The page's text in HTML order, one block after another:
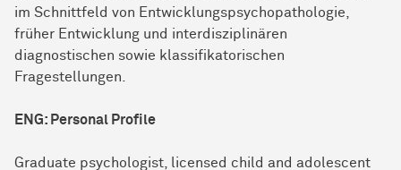
im Schnittfeld von Entwicklungspsychopathologie,
früher Entwicklung und interdisziplinären
diagnostischen sowie klassifikatorischen
Fragestellungen.
ENG: Personal Profile
Graduate psychologist, licensed child and adolescent